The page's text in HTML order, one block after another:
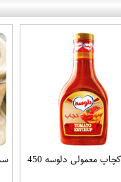
سس کچاپ معمولی دلوسه 450
سس